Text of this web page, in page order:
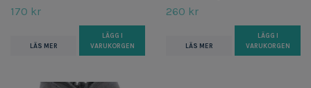
170 kr
LÄS MER
LÄGG I
VARUKORGEN
260 kr
LÄS MER
LÄGG I
VARUKORGEN